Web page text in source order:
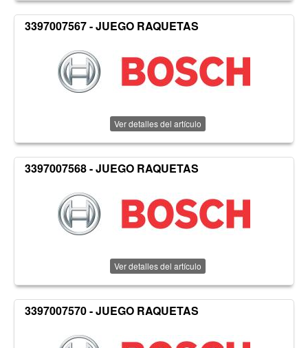
3397007567 - JUEGO RAQUETAS
Ver detalles del artículo
3397007568 - JUEGO RAQUETAS
Ver detalles del artículo
3397007570 - JUEGO RAQUETAS